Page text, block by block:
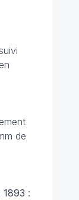
de
1893 :